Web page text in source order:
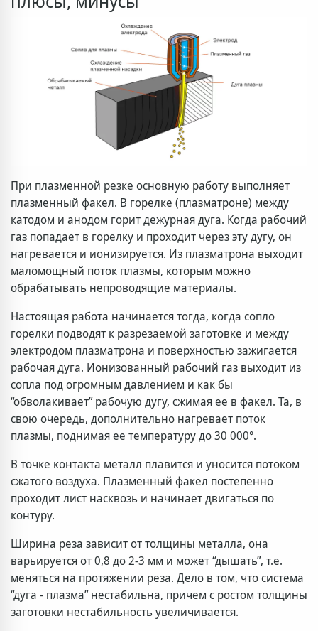
При плазменной резке основную работу выполняет
плазменный факел. В горелке (плазматроне) между
катодом и анодом горит дежурная дуга. Когда рабочий
газ попадает в горелку и проходит через эту дугу, он
нагревается и ионизируется. Из плазматрона выходит
маломощный поток плазмы, которым можно
обрабатывать непроводящие материалы.
Настоящая работа начинается тогда, когда сопло
горелки подводят к разрезаемой заготовке и между
электродом плазматрона и поверхностью зажигается
рабочая дуга. Ионизованный рабочий газ выходит из
сопла под огромным давлением и как бы
“обволакивает” рабочую дугу, сжимая ее в факел. Та, в
свою очередь, дополнительно нагревает поток
плазмы, поднимая ее температуру до 30 000°.
В точке контакта металл плавится и уносится потоком
сжатого воздуха. Плазменный факел постепенно
проходит лист насквозь и начинает двигаться по
контуру.
Ширина реза зависит от толщины металла, она
варьируется от 0,8 до 2-3 мм и может “дышать”, т.е.
меняться на протяжении реза. Дело в том, что система
“дуга - плазма” нестабильна, причем с ростом толщины
заготовки нестабильность увеличивается.